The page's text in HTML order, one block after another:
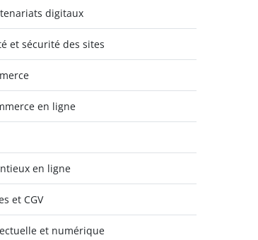
digitaux
et sécurité des sites
en ligne
en ligne
et CGV
et numérique